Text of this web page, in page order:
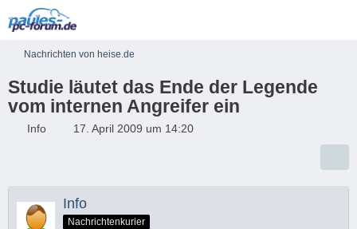
Nachrichten von heise.de
Studie läutet das Ende der Legende
vom internen Angreifer ein
Info 17. April 2009 um 14:20
Info
Nachrichtenkurier